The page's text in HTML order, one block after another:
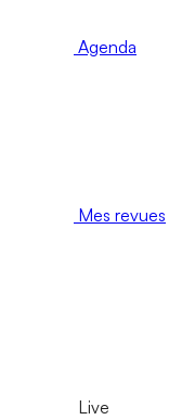
Agenda
Mes revues
Live